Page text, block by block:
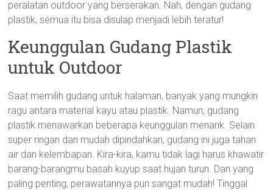
peralatan outdoor yang berserakan. Nah, dengan gudang
plastik, semua itu bisa disulap menjadi lebih teratur!
Keunggulan Gudang Plastik
untuk Outdoor
Saat memilih gudang untuk halaman, banyak yang mungkin
ragu antara material kayu atau plastik. Namun, gudang
plastik menawarkan beberapa keunggulan menarik. Selain
super ringan dan mudah dipindahkan, gudang ini juga tahan
air dan kelembapan. Kira-kira, kamu tidak lagi harus khawatir
barang-barangmu basah kuyup saat hujan turun. Dan yang
paling penting, perawatannya pun sangat mudah! Tinggal